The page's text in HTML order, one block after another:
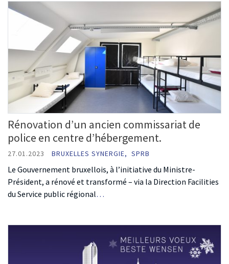
Rénovation d’un ancien commissariat de
police en centre d’hébergement.
27.01.2023 BRUXELLES SYNERGIE, SPRB
Le Gouvernement bruxellois, à l’initiative du Ministre-
Président, a rénové et transformé – via la Direction Facilities
du Service public régional…